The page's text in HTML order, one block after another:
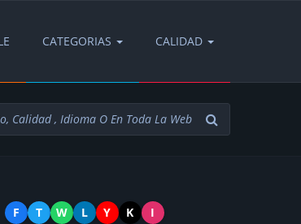
CATEGORIAS CALIDAD
F T W L Y K I